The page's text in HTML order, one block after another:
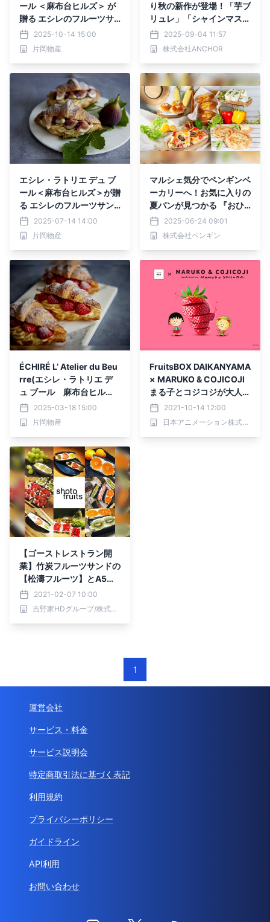
ール ＜麻布台ヒルズ＞ が
贈る エシレのフルーツサ
ンド第3弾！ 「サンドイッ
チ クロワッサン タタン」
2025年10月17日（金）よ
2025-10-14 15:00
片岡物産
り秋の新作が登場！「芋ブ
リュレ」「シャインマスカ
ット」「いちじく」で秋ス
イーツ解禁
2025-09-04 11:57
株式会社ANCHOR
エシレ・ラトリエ デュ ブ
ール＜麻布台ヒルズ＞が贈
る エシレのフルーツサン
ド第2弾！ 「サンドイッチ
クロワッサンフィグ・フレ
ッシュ・エ・クーリ・フラ
8日（金）より期間限定で
新発売
2025-07-14 14:00
片岡物産
マルシェ気分でペンギンベ
ーカリーへ！お気に入りの
夏パンが見つかる 『おひ
さまマルシェ』を開催
2025-06-24 09:01
株式会社ペンギン
ÉCHIRÉ L’ Atelier du Beu
rre(エシレ・ラトリエ デ
ュ ブール 麻布台ヒル
ズ）よりエシレのフルーツ
サンドが登場！ 「サンド
イッチ クロワッサン フレ
2025-03-18 15:00
片岡物産
FruitsBOX DAIKANYAMA
× MARUKO & COJICOJI
まる子とコジコジが大人気
フルーツサンド専門店とコ
ラボ！ 限定コラボサンド
やコラボグッズも登場
2021-10-14 12:00
日本アニメーション株式会社
【ゴーストレストラン開
業】竹炭フルーツサンドの
【松濤フルーツ】とA5等
級神戸牛 【究極の牛すじ
カレーかつ川】が渋谷にオ
ープン！
2021-02-07 10:00
吉野家HDグループ/株式会社シェアレストラン
1
運営会社
サービス・料金
サービス説明会
特定商取引法に基づく表記
利用規約
プライバシーポリシー
ガイドライン
API利用
お問い合わせ